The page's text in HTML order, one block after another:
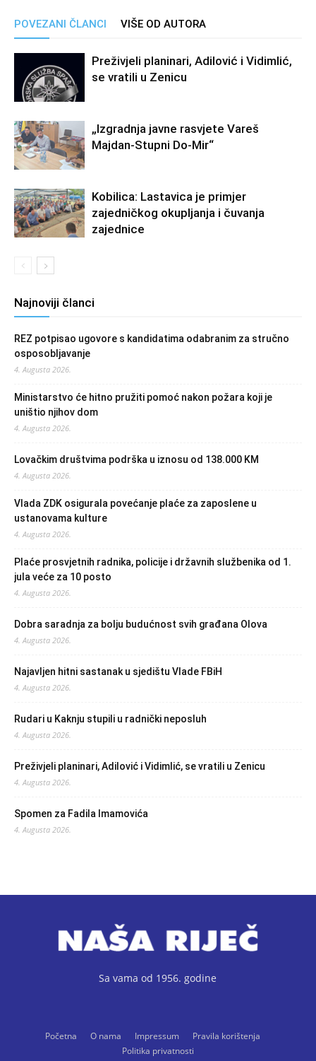
POVEZANI ČLANCI VIŠE OD AUTORA
Preživjeli planinari, Adilović i Vidimlić,
se vratili u Zenicu
„Izgradnja javne rasvjete Vareš
Majdan-Stupni Do-Mir“
Kobilica: Lastavica je primjer
zajedničkog okupljanja i čuvanja
zajednice
Najnoviji članci
REZ potpisao ugovore s kandidatima odabranim za stručno
osposobljavanje
4. Augusta 2026.
Ministarstvo će hitno pružiti pomoć nakon požara koji je
uništio njihov dom
4. Augusta 2026.
Lovačkim društvima podrška u iznosu od 138.000 KM
4. Augusta 2026.
Vlada ZDK osigurala povećanje plaće za zaposlene u
ustanovama kulture
4. Augusta 2026.
Plaće prosvjetnih radnika, policije i državnih službenika od 1.
jula veće za 10 posto
4. Augusta 2026.
Dobra saradnja za bolju budućnost svih građana Olova
4. Augusta 2026.
Najavljen hitni sastanak u sjedištu Vlade FBiH
4. Augusta 2026.
Rudari u Kaknju stupili u radnički neposluh
4. Augusta 2026.
Preživjeli planinari, Adilović i Vidimlić, se vratili u Zenicu
4. Augusta 2026.
Spomen za Fadila Imamovića
4. Augusta 2026.
Sa vama od 1956. godine
Početna O nama Impressum
Pravila korištenja
Politika privatnosti